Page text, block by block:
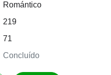
Romántico
219
71
Concluído